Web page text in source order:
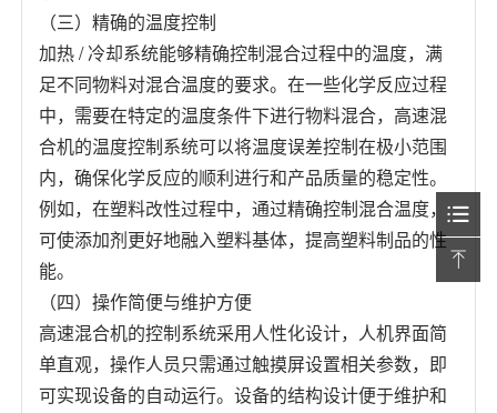
（三）精确的温度控制
加热 / 冷却系统能够精确控制混合过程中的温度，满
足不同物料对混合温度的要求。在一些化学反应过程
中，需要在特定的温度条件下进行物料混合，高速混
合机的温度控制系统可以将温度误差控制在极小范围
内，确保化学反应的顺利进行和产品质量的稳定性。
例如，在塑料改性过程中，通过精确控制混合温度，
可使添加剂更好地融入塑料基体，提高塑料制品的性
能。
（四）操作简便与维护方便
高速混合机的控制系统采用人性化设计，人机界面简
单直观，操作人员只需通过触摸屏设置相关参数，即
可实现设备的自动运行。设备的结构设计便于维护和